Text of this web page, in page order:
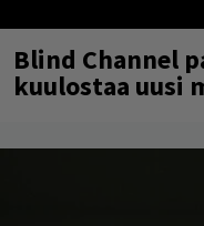
Blind Channel
kuulostaa uusi